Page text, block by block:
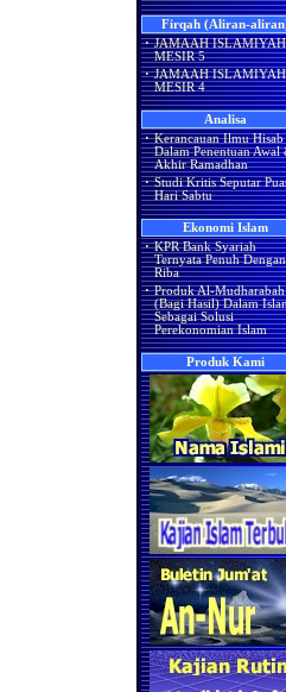
Firqah (Aliran-
· JAMAAH ISLAMIYAH
MESIR 5
· JAMAAH ISLAMIYAH
MESIR 4
Analisa
· Kerancauan Ilmu Hisab
Dalam Penentuan Awal
Akhir Ramadhan
· Studi Kritis Seputar
Hari Sabtu
Ekonomi Islam
· KPR Bank Syariah
Ternyata Penuh Dengan
Riba
· Produk Al-Mudharabah
(Bagi Hasil) Dalam
Sebagai Solusi
Perekonomian Islam
Produk Kami